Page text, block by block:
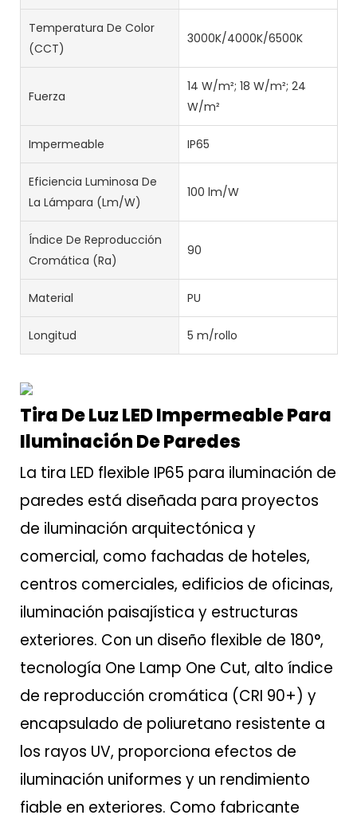
Temperatura De Color
(CCT)
3000K/4000K/6500K
Fuerza
14 W/m²; 18 W/m²; 24
W/m²
Impermeable IP65
Eficiencia Luminosa De
La Lámpara (lm/w)
100 lm/W
Índice De Reproducción
Cromática (Ra)
90
Material PU
Longitud 5 m/rollo
Tira De Luz LED Impermeable Para
Iluminación De Paredes
La tira LED flexible IP65 para iluminación de
paredes está diseñada para proyectos
de iluminación arquitectónica y
comercial, como fachadas de hoteles,
centros comerciales, edificios de oficinas,
iluminación paisajística y estructuras
exteriores. Con un diseño flexible de 180°,
tecnología One Lamp One Cut, alto índice
de reproducción cromática (CRI 90+) y
encapsulado de poliuretano resistente a
los rayos UV, proporciona efectos de
iluminación uniformes y un rendimiento
fiable en exteriores. Como fabricante